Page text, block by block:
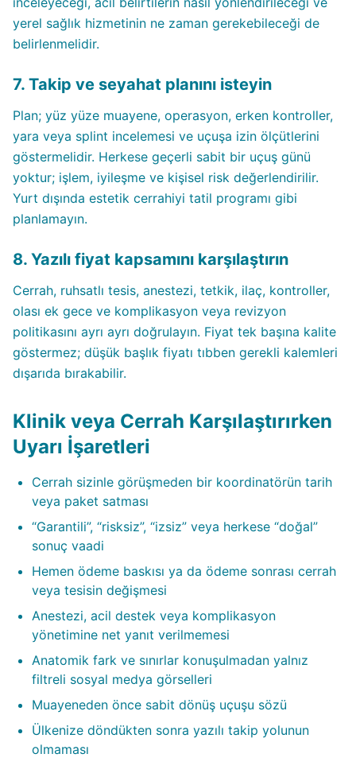
yerel sağlık hizmetinin ne zaman gerekebileceği de
belirlenmelidir.
7. Takip ve seyahat planını isteyin
Plan; yüz yüze muayene, operasyon, erken kontroller,
yara veya splint incelemesi ve uçuşa izin ölçütlerini
göstermelidir. Herkese geçerli sabit bir uçuş günü
yoktur; işlem, iyileşme ve kişisel risk değerlendirilir.
Yurt dışında estetik cerrahiyi tatil programı gibi
planlamayın.
8. Yazılı fiyat kapsamını karşılaştırın
Cerrah, ruhsatlı tesis, anestezi, tetkik, ilaç, kontroller,
olası ek gece ve komplikasyon veya revizyon
politikasını ayrı ayrı doğrulayın. Fiyat tek başına kalite
göstermez; düşük başlık fiyatı tıbben gerekli kalemleri
dışarıda bırakabilir.
Klinik veya Cerrah Karşılaştırırken
Uyarı İşaretleri
Cerrah sizinle görüşmeden bir koordinatörün tarih
veya paket satması
“Garantili”, “risksiz”, “izsiz” veya herkese “doğal”
sonuç vaadi
Hemen ödeme baskısı ya da ödeme sonrası cerrah
veya tesisin değişmesi
Anestezi, acil destek veya komplikasyon
yönetimine net yanıt verilmemesi
Anatomik fark ve sınırlar konuşulmadan yalnız
filtreli sosyal medya görselleri
Muayeneden önce sabit dönüş uçuşu sözü
Ülkenize döndükten sonra yazılı takip yolunun
olmaması